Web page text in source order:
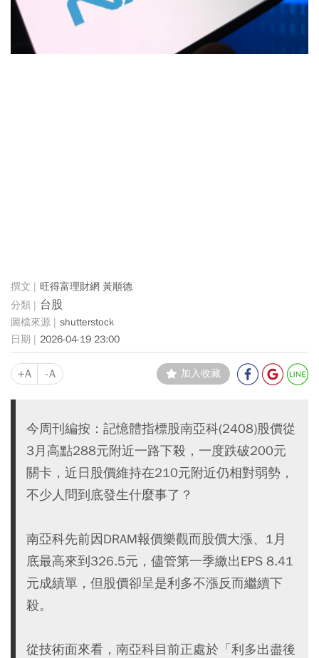
旺得富理財網 黃順德
台股
shutterstock
2026-04-19 23:00
+A -A 加入收藏
今周刊編按：記憶體指標股南亞科(2408)股價從
3月高點288元附近一路下殺，一度跌破200元
關卡，近日股價維持在210元附近仍相對弱勢，
不少人問到底發生什麼事了？
南亞科先前因DRAM報價樂觀而股價大漲、1月
底最高來到326.5元，儘管第一季繳出EPS 8.41
元成績單，但股價卻呈是利多不漲反而繼續下
殺。
從技術面來看，南亞科目前正處於「利多出盡後